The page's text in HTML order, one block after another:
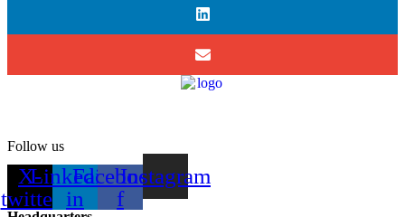
Follow us
X-
twitter
Linkedin-
in
Facebook-
f
Instagram